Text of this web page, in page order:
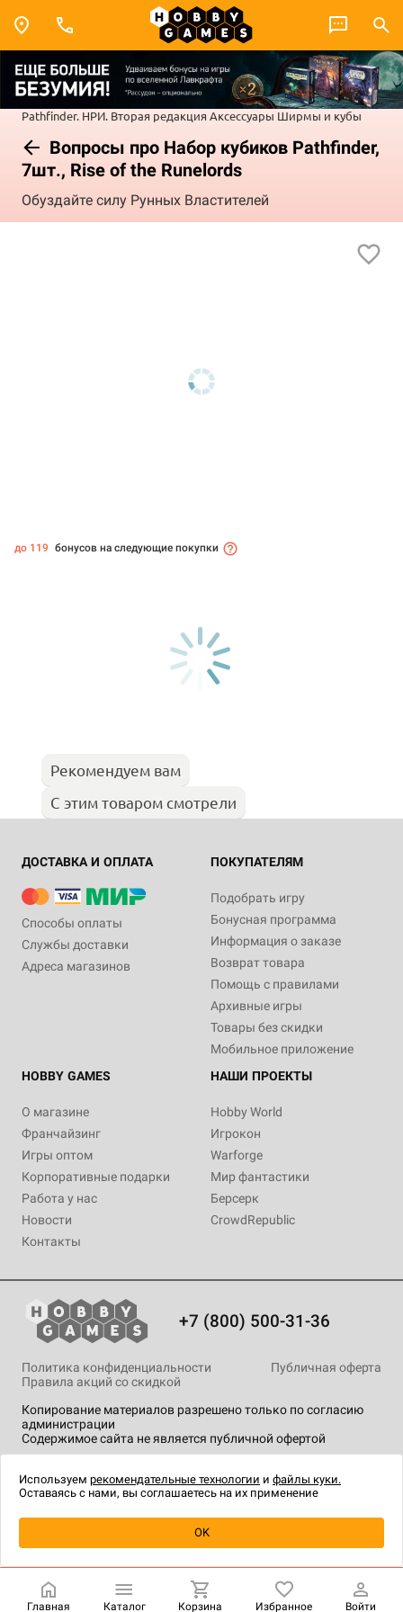
Pathfinder. НРИ. Вторая редакция Аксессуары Ширмы и кубы
Вопросы про Набор кубиков Pathfinder,
7шт., Rise of the Runelords
Обуздайте силу Рунных Властителей
Уведомить о наличии
до 119 бонусов на следующие покупки
Рекомендуем вам
С этим товаром смотрели
ДОСТАВКА И ОПЛАТА
Способы оплаты
Службы доставки
Адреса магазинов
ПОКУПАТЕЛЯМ
Подобрать игру
Бонусная программа
Информация о заказе
Возврат товара
Помощь с правилами
Архивные игры
Товары без скидки
Мобильное приложение
HOBBY GAMES
О магазине
Франчайзинг
Игры оптом
Корпоративные подарки
Работа у нас
Новости
Контакты
НАШИ ПРОЕКТЫ
Hobby World
Игрокон
Warforge
Мир фантастики
Берсерк
CrowdRepublic
+7 (800) 500-31-36
Копирование материалов разрешено только по согласию
администрации
Содержимое сайта не является публичной офертой
Политика конфиденциальности
Публичная оферта
Правила акций со скидкой
технологии.
Главная Каталог Корзина Избранное Войти
Используем рекомендательные технологии и файлы куки.
Оставаясь с нами, вы соглашаетесь на их применение
OK